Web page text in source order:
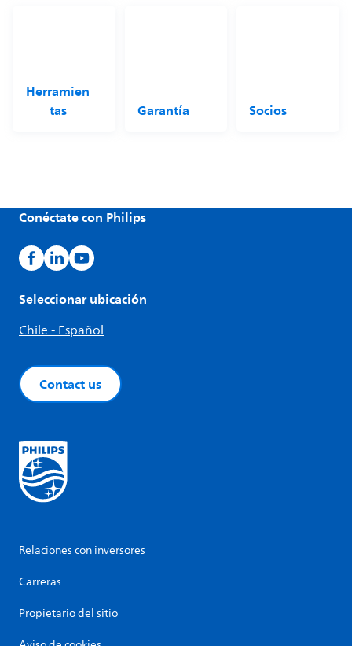
Herramien
tas
Garantía Socios
Conéctate con Philips
Seleccionar ubicación
Chile - Español
Contact us
Relaciones con inversores
Carreras
Propietario del sitio